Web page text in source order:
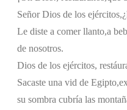
Señor Dios de los ejércitos,
Le diste a comer llanto,a
de nosotros.
Dios de los ejércitos,
Sacaste una vid de Egipto,
su sombra cubría las